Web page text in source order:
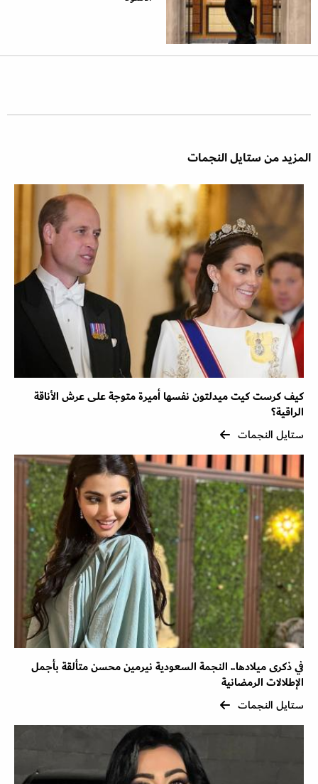
المزيد من ستايل النجمات
كيف كرست كيت ميدلتون نفسها أميرة متوجة على عرش الأناقة
الراقية؟
ستايل النجمات
في ذكرى ميلادها.. النجمة السعودية نيرمين محسن متألقة بأجمل
الإطلالات الرمضانية
ستايل النجمات